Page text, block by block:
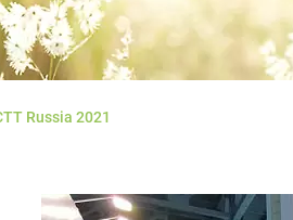
Russia 2021